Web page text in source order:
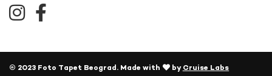
© 2023 Foto Tapet Beograd. Made with by Cruise Labs